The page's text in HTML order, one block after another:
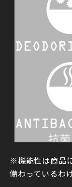
細菌が発生しにく
られます。
※機能性は商品
備わっているわ